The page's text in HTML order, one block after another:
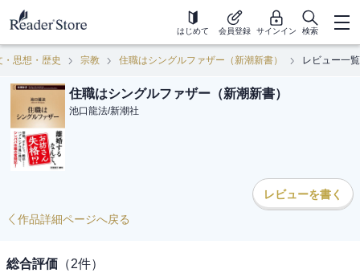
はじめて 会員登録 サインイン 検索
・思想・歴史 宗教 住職はシングルファザー（新潮新書） レビュー一覧
住職はシングルファザー（新潮新書）
池口龍法/新潮社
レビューを書く
作品詳細ページへ戻る
総合評価 （2件）